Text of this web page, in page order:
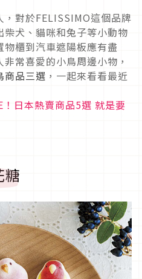
對於FELISSIMO這個品牌
犬、貓咪和兔子等小動物
櫃到汽車遮陽板應有盡
常喜愛的小鳥周邊小物，
商品三選 ，一起來看看最近
日本熱賣商品5選 就是要
糖